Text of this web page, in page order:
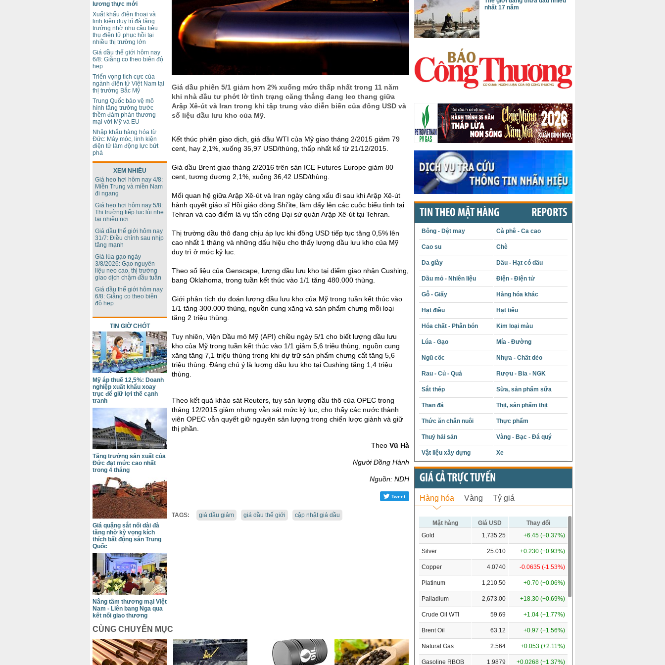
Giá dầu phiên 5/1 giảm hơn 2% xuống mức thấp nhất trong 11 năm
khi nhà đầu tư phớt lờ tình trạng căng thẳng đang leo thang giữa
Arập Xê-út và Iran trong khi tập trung vào diễn biến của đông USD và
số liệu dầu lưu kho của Mỹ.
Kết thúc phiên giao dịch, giá dầu WTI của Mỹ giao tháng 2/2015 giảm 79
cent, hay 2,1%, xuống 35,97 USD/thùng, thấp nhất kể từ 21/12/2015.
Giá dầu Brent giao tháng 2/2016 trên sàn ICE Futures Europe giảm 80
cent, tương đương 2,1%, xuống 36,42 USD/thùng.
Mối quan hệ giữa Arập Xê-út và Iran ngày càng xấu đi sau khi Arập Xê-út
hành quyết giáo sĩ Hồi giáo dòng Shi’ite, làm dấy lên các cuộc biểu tình tại
Tehran và cao điểm là vụ tấn công Đại sứ quán Arập Xê-út tại Tehran.
Thị trường dầu thô đang chịu áp lực khi đồng USD tiếp tục tăng 0,5% lên
cao nhất 1 tháng và những dấu hiệu cho thấy lượng dầu lưu kho của Mỹ
duy trì ở mức kỷ lục.
Theo số liệu của Genscape, lượng dầu lưu kho tại điểm giao nhận Cushing,
bang Oklahoma, trong tuần kết thúc vào 1/1 tăng 480.000 thùng.
Giới phân tích dự đoán lượng dầu lưu kho của Mỹ trong tuần kết thúc vào
1/1 tăng 300.000 thùng, nguồn cung xăng và sản phẩm chưng mỗi loại
tăng 2 triệu thùng.
Tuy nhiên, Viện Dầu mỏ Mỹ (API) chiều ngày 5/1 cho biết lượng dầu lưu
kho của Mỹ trong tuần kết thúc vào 1/1 giảm 5,6 triệu thùng, nguồn cung
xăng tăng 7,1 triệu thùng trong khi dự trữ sản phẩm chưng cất tăng 5,6
triệu thùng. Đáng chú ý là lượng dầu lưu kho tại Cushing tăng 1,4 triệu
thùng.
Theo kết quả khảo sát Reuters, tuy sản lượng dầu thô của OPEC trong
tháng 12/2015 giảm nhưng vẫn sát mức kỷ lục, cho thấy các nước thành
viên OPEC vẫn quyết giữ nguyên sản lượng trong chiến lược giành và giữ
thị phần.
Theo Vũ Hà
Người Đồng Hành
Nguồn: NDH
Tweet
TAGS: giá dầu giảm giá dầu thế giới cập nhật giá dầu
lương thực mới
Xuất khẩu điện thoại và
linh kiện duy trì đà tăng
trưởng nhờ nhu cầu tiêu
thụ điện tử phục hồi tại
nhiều thị trường lớn
Giá dầu thế giới hôm nay
6/8: Giằng co theo biên độ
hẹp
Triển vọng tích cực của
ngành điện tử Việt Nam tại
thị trường Bắc Mỹ
Trung Quốc bảo vệ mô
hình tăng trưởng trước
thềm đàm phán thương
mại với Mỹ và EU
Nhập khẩu hàng hóa từ
Đức: Máy móc, linh kiện
điện tử làm động lực bứt
phá
XEM NHIỀU
Giá heo hơi hôm nay 4/8:
Miền Trung và miền Nam
đi ngang
Giá heo hơi hôm nay 5/8:
Thị trường tiếp tục lùi nhẹ
tại nhiều nơi
Giá dầu thế giới hôm nay
31/7: Điều chỉnh sau nhịp
tăng mạnh
Giá lúa gạo ngày
3/8/2026: Gạo nguyên
liệu neo cao, thị trường
giao dịch chậm đầu tuần
Giá dầu thế giới hôm nay
6/8: Giằng co theo biên
độ hẹp
TIN GIỜ CHÓT
Mỹ áp thuế 12,5%: Doanh
nghiệp xuất khẩu xoay
trục để giữ lợi thế cạnh
tranh
Tăng trưởng sản xuất của
Đức đạt mức cao nhất
trong 4 tháng
Giá quặng sắt nối dài đà
tăng nhờ kỳ vọng kích
thích bất động sản Trung
Quốc
Nâng tầm thương mại Việt
Nam - Liên bang Nga qua
kết nối giao thương
CÙNG CHUYÊN MỤC
nhất 17 năm
TIN THEO MẶT HÀNG REPORTS
Bông - Dệt may Cà phê - Ca cao
Cao su Chè
Da giày Dầu - Hạt có dầu
Dầu mỏ - Nhiên liệu Điện - Điện tử
Gỗ - Giấy Hàng hóa khác
Hạt điều Hạt tiêu
Hóa chất - Phân bón Kim loại màu
Lúa - Gạo Mía - Đường
Ngũ cốc Nhựa - Chất dẻo
Rau - Củ - Quả Rượu - Bia - NGK
Sắt thép Sữa, sản phẩm sữa
Than đá Thịt, sản phẩm thịt
Thức ăn chăn nuôi Thực phẩm
Thuỷ hải sản Vàng - Bạc - Đá quý
Vật liệu xây dựng Xe
GIÁ CẢ TRỰC TUYẾN
Hàng hóa Vàng Tỷ giá
Mặt hàng Giá USD
Thay đổi
Gold
1,735.25 +6.45 (+0.37%)
Silver 25.010 +0.230 (+0.93%)
Copper 4.0740 -0.0635 (-1.53%)
Platinum 1,210.50 +0.70 (+0.06%)
Palladium 2,673.00 +18.30 (+0.69%)
Crude Oil WTI 59.69 +1.04 (+1.77%)
Brent Oil 63.12 +0.97 (+1.56%)
Natural Gas 2.564 +0.053 (+2.11%)
Gasoline RBOB 1.9879 +0.0268 (+1.37%)